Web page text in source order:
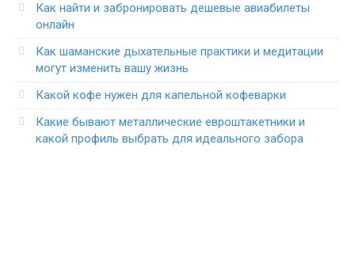
Как найти и забронировать дешевые авиабилеты
онлайн
Как шаманские дыхательные практики и медитации
могут изменить вашу жизнь
Какой кофе нужен для капельной кофеварки
Какие бывают металлические евроштакетники и
какой профиль выбрать для идеального забора